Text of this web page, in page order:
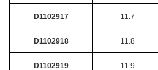
D1102917 11.7
D1102918 11.8
D1102919 11.9